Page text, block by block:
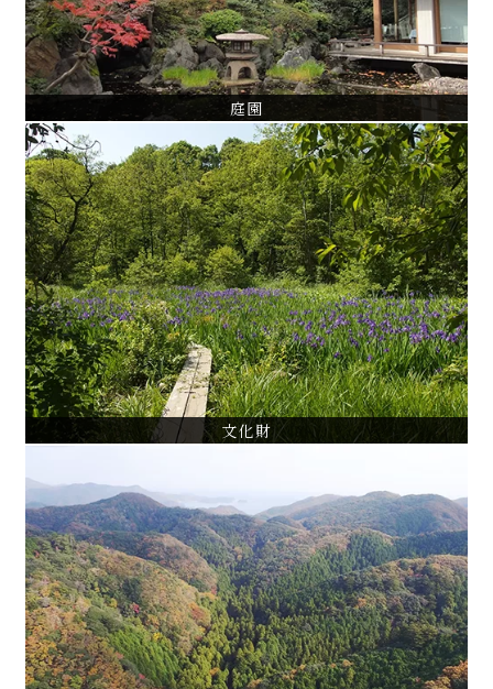
庭園
VIEW ALL
文化財
文化財
天然記念物「ケヤキ並木」保存管理計画
天然記念物「三宝寺池沼沢植物群落」保全基本計画
東京都指定名勝「等々力渓谷」保全管理計画
VIEW ALL
森林管理
東京都林内植生モニタリング調査
神奈川県森林現況予備調査
ツシマヤマネコと共生する地域森林管理行動計画
VIEW ALL